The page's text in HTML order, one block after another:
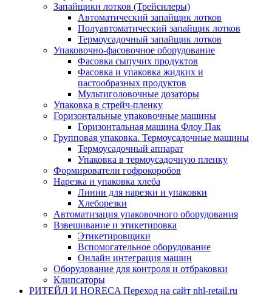
Запайщики лотков (Трейсилеры)
Автоматический запайщик лотков
Полуавтоматический запайщик лотков
Термоусадочный запайщик лотков
Упаковочно-фасовочное оборудование
Фасовка сыпучих продуктов
Фасовка и упаковка жидких и
пастообразных продуктов
Мультиголовочные дозаторы
Упаковка в стрейч-пленку
Горизонтальные упаковочные машины
Горизонтальная машина Флоу Пак
Групповая упаковка. Термоусадочные машины
Термоусадочный аппарат
Упаковка в термоусадочную пленку
Формирователи гофрокоробов
Нарезка и упаковка хлеба
Линии для нарезки и упаковки
Хлеборезки
Автоматизация упаковочного оборудования
Взвешивание и этикетировка
Этикетировщики
Вспомогательное оборудование
Онлайн интеграция машин
Оборудование для контроля и отбраковки
Клипсаторы
РИТЕЙЛ И HORECAПереход на сайт nhl-retail.ru